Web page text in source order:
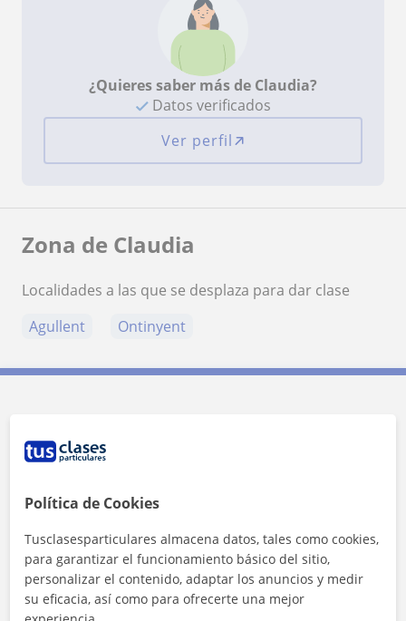
¿Quieres saber más de Claudia?
Datos verificados
Ver perfil
Zona de Claudia
Localidades a las que se desplaza para dar clase
Agullent
Ontinyent
Política de Cookies
Tusclasesparticulares almacena datos, tales como cookies,
para garantizar el funcionamiento básico del sitio,
personalizar el contenido, adaptar los anuncios y medir
su eficacia, así como para ofrecerte una mejor